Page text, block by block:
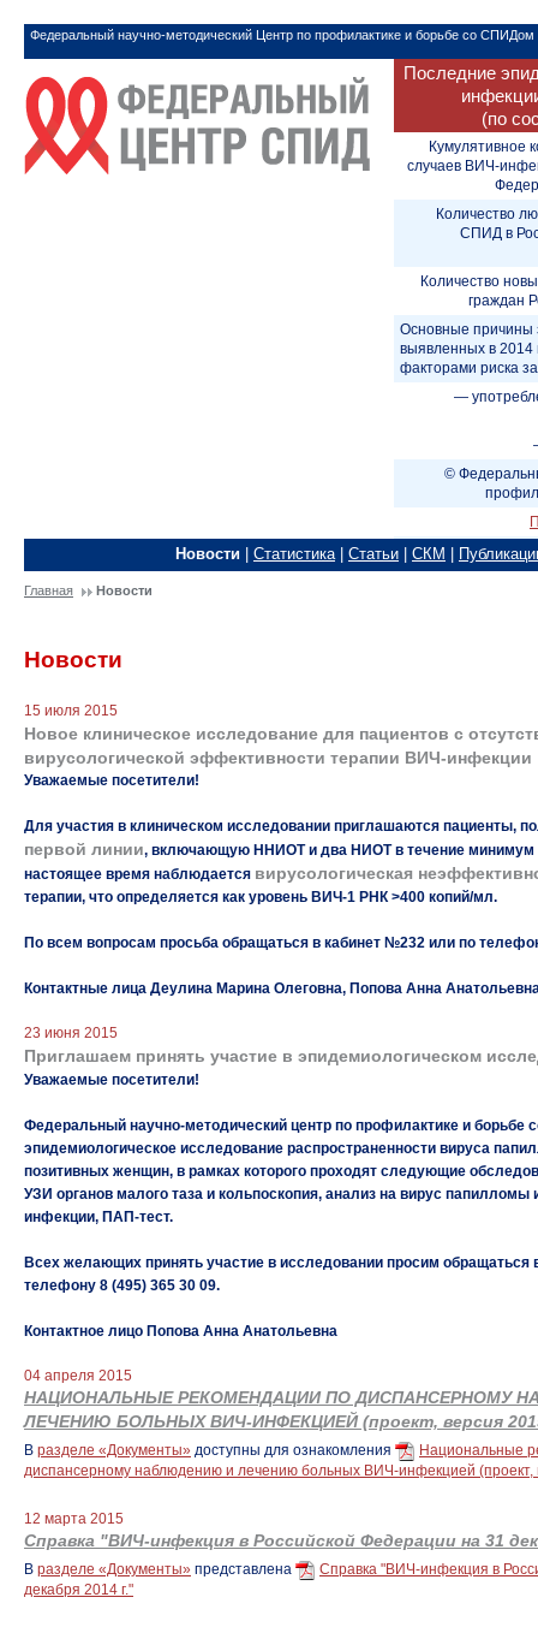
Федеральный научно-методический Центр по профилактике и борьбе со СПИДом
Последние
(по
Кумулятивное
случаев ВИЧ-
Количество
СПИД в
Количество
граждан
Основные причины
выявленных в 2014
факторами риска
—
©
Новости Статистика| Статьи СКМ
Главная Новости
Новости
15 июля 2015
Новое клиническое исследование для пациентов с
вирусологической эффективности терапии ВИЧ-инфекции
Уважаемые посетители!
Для участия в клиническом исследовании приглашаются пациенты,
первой линии, включающую ННИОТ и два НИОТ в течение минимум
настоящее время наблюдается вирусологическая
терапии, что определяется как уровень ВИЧ-1 РНК >400 копий/мл.
По всем вопросам просьба обращаться в кабинет №232 или по
Контактные лица Деулина Марина Олеговна, Попова Анна
23 июня 2015
Приглашаем принять участие в эпидемиологическом
Уважаемые посетители!
Федеральный научно-методический центр по профилактике и борьбе
эпидемиологическое исследование распространенности вируса
позитивных женщин, в рамках которого проходят следующие
УЗИ органов малого таза и кольпоскопия, анализ на вирус папилломы
инфекции, ПАП-тест.
Всех желающих принять участие в исследовании просим обращаться
телефону 8 (495) 365 30 09.
Контактное лицо Попова Анна Анатольевна
04 апреля 2015
НАЦИОНАЛЬНЫЕ РЕКОМЕНДАЦИИ ПО ДИСПАНСЕРНОМУ
ЛЕЧЕНИЮ БОЛЬНЫХ ВИЧ-ИНФЕКЦИЕЙ (проект, версия
В разделе «Документы» доступны для ознакомления
Национальные
диспансерному наблюдению и лечению больных ВИЧ-инфекцией (проект,
12 марта 2015
Справка "ВИЧ-инфекция в Российской Федерации на 31
В разделе «Документы» представлена
Справка "ВИЧ-инфекция в
декабря 2014 г."